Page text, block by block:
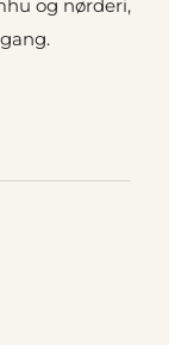
og nørderi,